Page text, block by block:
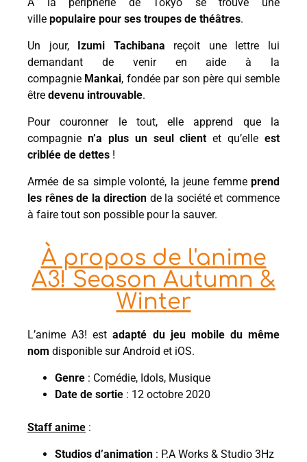
ville populaire pour ses troupes de théâtres.
Un jour, Izumi Tachibana reçoit une lettre lui
demandant de venir en aide à la
compagnie Mankai, fondée par son père qui semble
être devenu introuvable.
Pour couronner le tout, elle apprend que la
compagnie n’a plus un seul client et qu’elle est
criblée de dettes !
Armée de sa simple volonté, la jeune femme prend
les rênes de la direction de la société et commence
à faire tout son possible pour la sauver.
À propos de l'anime
A3! Season Autumn &
Winter
L’anime A3! estadapté du jeu mobile du même
nom disponible sur Android et iOS.
Genre : Comédie, Idols, Musique
Date de sortie : 12 octobre 2020
Staff anime :
Studios d’animation : P.A Works & Studio 3Hz